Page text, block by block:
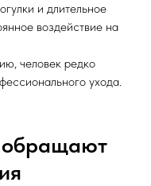
и длительное
воздействие на
человек редко
ухода.
обращают